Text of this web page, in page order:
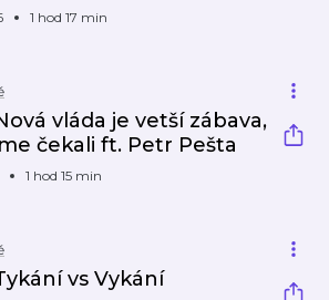
1 hod 17 min
vláda je vetší zábava,
čekali ft. Petr Pešta
1 hod 15 min
vs Vykání